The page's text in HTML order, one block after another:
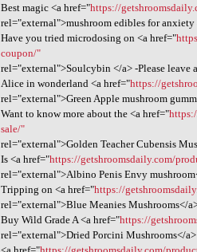
Best magic <a href="https://
rel="external">mushroom edibles for
Have you tried microdosing on <a href="
coupon/"
rel="external">Soulcybin </a> -Please leave
Alice in wonderland <a href="https://
rel="external">Green Apple mushroom
Want to know more about the <a href="
sale/"
rel="external">Golden Teacher Cubensis
Is <a href="https://getshroomsdaily.com/
rel="external">Albino Penis Envy
Tripping on <a href="https://
rel="external">Blue Meanies Mushrooms</
Buy Wild Grade A <a href="https://
rel="external">Dried Porcini Mushrooms</